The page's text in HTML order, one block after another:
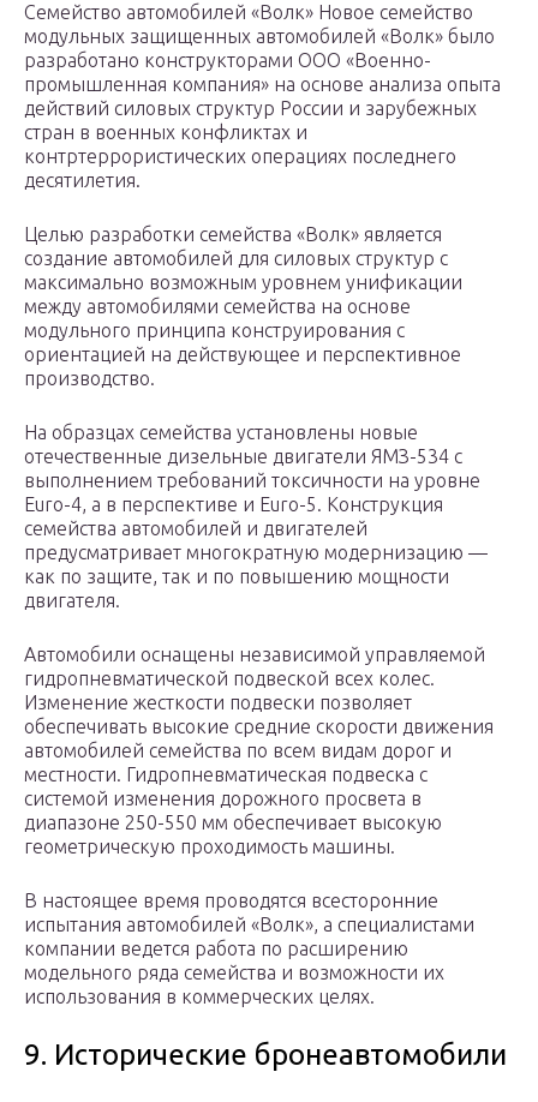
Семейство автомобилей «Волк» Новое семейство
модульных защищенных автомобилей «Волк» было
разработано конструкторами ООО «Военно-
промышленная компания» на основе анализа опыта
действий силовых структур России и зарубежных
стран в военных конфликтах и
контртеррористических операциях последнего
десятилетия.
Целью разработки семейства «Волк» является
создание автомобилей для силовых структур с
максимально возможным уровнем унификации
между автомобилями семейства на основе
модульного принципа конструирования с
ориентацией на действующее и перспективное
производство.
На образцах семейства установлены новые
отечественные дизельные двигатели ЯМЗ-534 с
выполнением требований токсичности на уровне
Euro-4, а в перспективе и Euro-5. Конструкция
семейства автомобилей и двигателей
предусматривает многократную модернизацию —
как по защите, так и по повышению мощности
двигателя.
Автомобили оснащены независимой управляемой
гидропневматической подвеской всех колес.
Изменение жесткости подвески позволяет
обеспечивать высокие средние скорости движения
автомобилей семейства по всем видам дорог и
местности. Гидропневматическая подвеска с
системой изменения дорожного просвета в
диапазоне 250-550 мм обеспечивает высокую
геометрическую проходимость машины.
В настоящее время проводятся всесторонние
испытания автомобилей «Волк», а специалистами
компании ведется работа по расширению
модельного ряда семейства и возможности их
использования в коммерческих целях.
9. Исторические бронеавтомобили